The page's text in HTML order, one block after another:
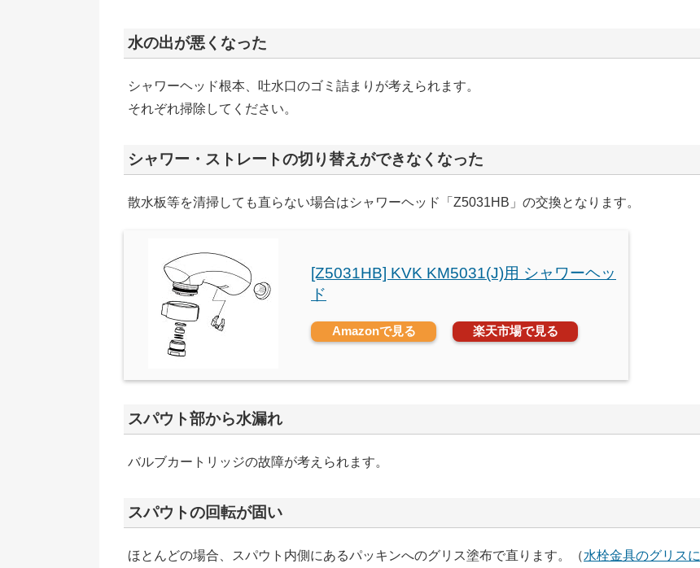
水の出が悪くなった
シャワーヘッド根本、吐水口のゴミ詰まりが考えられます。
それぞれ掃除してください。
シャワー・ストレートの切り替えができなくなった
散水板等を清掃しても直らない場合はシャワーヘッド「Z5031HB」の交換となります。
[Z5031HB] KVK KM5031(J)用 シャワーヘッ
ド
Amazonで見る 楽天市場で見る
スパウト部から水漏れ
バルブカートリッジの故障が考えられます。
スパウトの回転が固い
ほとんどの場合、スパウト内側にあるパッキンへのグリス塗布で直ります。（水栓金具のグリスに